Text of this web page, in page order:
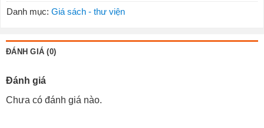
Danh mục: Giá sách - thư viện
ĐÁNH GIÁ (0)
Đánh giá
Chưa có đánh giá nào.